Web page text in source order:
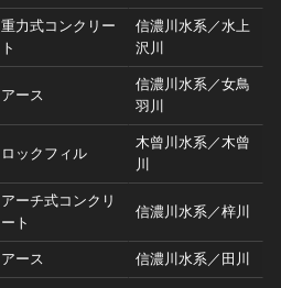
重力式コンクリー
ト
信濃川水系／水上
沢川
アース
信濃川水系／女鳥
羽川
ロックフィル
木曾川水系／木曾
川
アーチ式コンクリ
ート
信濃川水系／梓川
アース 信濃川水系／田川